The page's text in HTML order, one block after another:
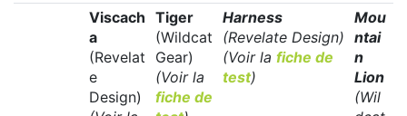
Viscach
a
(Revelat
e
Design)
Tiger
(Wildcat
Gear)
(Voir la
fiche de
Harness
(Revelate Design)
(Voir la fiche de
test)
Mou
ntai
n
Lion
(Wil